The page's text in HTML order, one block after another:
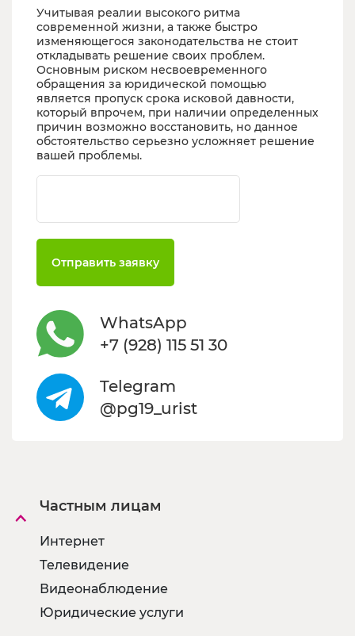
Учитывая реалии высокого ритма
современной жизни, а также быстро
изменяющегося законодательства не стоит
откладывать решение своих проблем.
Основным риском несвоевременного
обращения за юридической помощью
является пропуск срока исковой давности,
который впрочем, при наличии определенных
причин возможно восстановить, но данное
обстоятельство серьезно усложняет решение
вашей проблемы.
Отправить заявку
WhatsApp
+7 (928) 115 51 30
Telegram
@pg19_urist
Частным лицам
Интернет
Телевидение
Видеонаблюдение
Юридические услуги